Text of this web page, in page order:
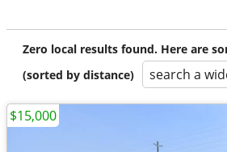
Zero local results found. Here are
(sorted by distance)
search a
$15,000